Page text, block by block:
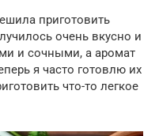
приготовить
очень вкусно и
и сочными, а аромат
я часто готовлю их
что-то легкое